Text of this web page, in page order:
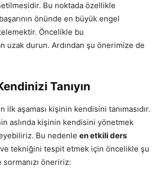
Bu noktada özellikle
önünde en büyük engel
Öncelikle bu
uzak durun. Ardından şu önerimize de
Tanıyın
ilk aşaması kişinin kendisini tanımasıdır.
aslında kişinin kendisini yönetmek
Bu nedenle en etkili ders
ve tekniğini tespit etmek için öncelikle şu
öneririz: